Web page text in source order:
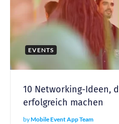
EVENTS
10 Networking-Ideen,
erfolgreich machen
byMobile Event App Team